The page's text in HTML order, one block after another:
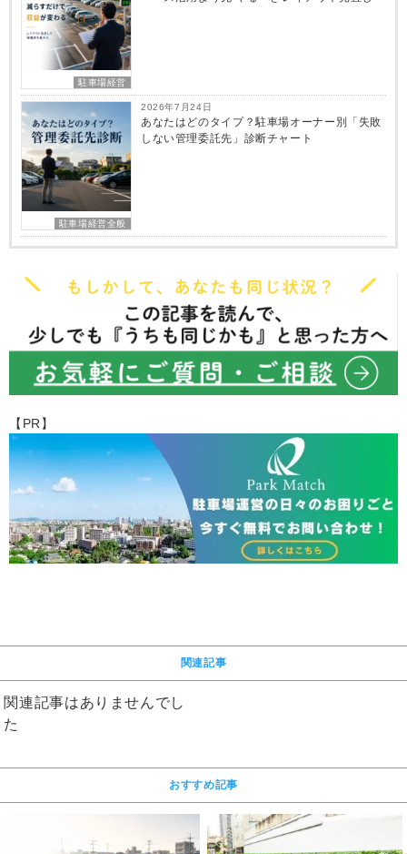
駐車場経営
駐車場経営全般
2026年7月24日
あなたはどのタイプ？駐車場オーナー別「失敗
しない管理委託先」診断チャート
【PR】
関連記事
関連記事はありませんでし
た
おすすめ記事